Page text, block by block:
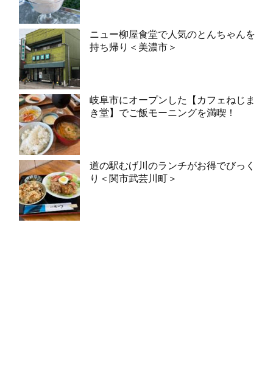
ニュー柳屋食堂で人気のとんちゃんを
持ち帰り＜美濃市＞
岐阜市にオープンした【カフェねじま
き堂】でご飯モーニングを満喫！
道の駅むげ川のランチがお得でびっく
り＜関市武芸川町＞